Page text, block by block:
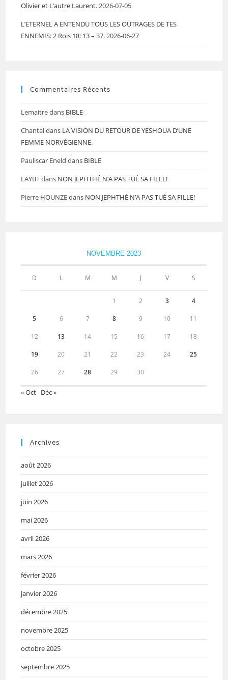
Olivier et L’autre Laurent.2026-07-05
L’ETERNEL A ENTENDU TOUS LES OUTRAGES DE TES
ENNEMIS: 2 Rois 18: 13 – 37.2026-06-27
Commentaires Récents
Lemaitredans BIBLE
Chantaldans LA VISION DU RETOUR DE YESHOUA D’UNE
FEMME NORVÉGIENNE.
Pauliscar Eneld dans BIBLE
LAYBTdans NON JEPHTHÉ N’A PAS TUÉ SA FILLE!
Pierre HOUNZEdans NON JEPHTHÉ N’A PAS TUÉ SA FILLE!
NOVEMBRE 2023
D L M M J V S
1 2 3 4
5 6 7 8 9 10 11
12 13 14 15 16 17 18
19 20 21 22 23 24 25
26 27 28 29 30
« Oct Déc »
Archives
août 2026
juillet 2026
juin 2026
mai 2026
avril 2026
mars 2026
février 2026
janvier 2026
décembre 2025
novembre 2025
octobre 2025
septembre 2025